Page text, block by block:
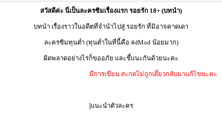
สวัสดีค่ะ นี่เป็นละครซิมเรื่องแรก รอยรัก 18+ (บทนำ)
บทนำ เรื่องราวในอดีตที่จำนำไปสู่ รอยรัก ที่มิอาจคาดเดา
ละครซิมทุนต่ำ (ทุนต่ำในที่นี้คือ ลงMod น้อยมาก)
ผิดพลาดอย่างไรก็ขออภัย และชี้แนะกันด้วยนะคะ
มีการเขียน สะกดไม่ถูกเดี๋ยวกลับมาแก้ไขนะคะ
]แนะนำตัวละคร